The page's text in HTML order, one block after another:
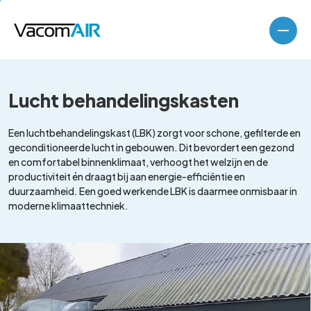
Luchtbehandelingskasten
Lucht behandelingskasten
Een luchtbehandelingskast (LBK) zorgt voor schone, gefilterde en
geconditioneerde lucht in gebouwen. Dit bevordert een gezond
en comfortabel binnenklimaat, verhoogt het welzijn en de
productiviteit én draagt bij aan energie-efficiëntie en
duurzaamheid. Een goed werkende LBK is daarmee onmisbaar in
moderne klimaattechniek.